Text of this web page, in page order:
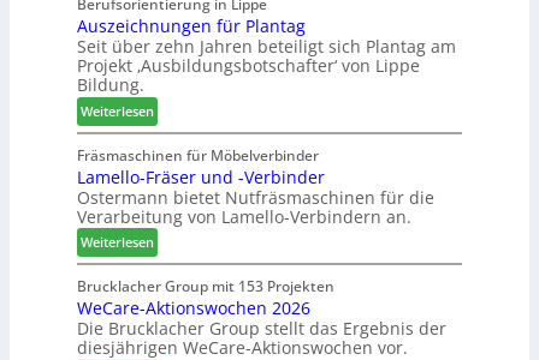
o
r
t
i
m
e
n
t
z
u
m
r
e
f
f
e
i
n
r
t
i
:
N
e
u
e
r
G
e
s
c
h
ä
Berufsorientierung in Lippe
Auszeichnungen für Plantag
Seit über zehn Jahren beteiligt sich Plantag am
Projekt ‚Ausbildungsbotschafter‘ von Lippe
Bildung.
Weiterlesen:
A
u
s
z
e
c
h
n
u
n
Fräsmaschinen für Möbelverbinder
Lamello-Fräser und -Verbinder
Ostermann bietet Nutfräsmaschinen für die
Verarbeitung von Lamello-Verbindern an.
Weiterlesen:
L
a
m
e
l
Brucklacher Group mit 153 Projekten
WeCare-Aktionswochen 2026
Die Brucklacher Group stellt das Ergebnis der
diesjährigen WeCare-Aktionswochen vor.